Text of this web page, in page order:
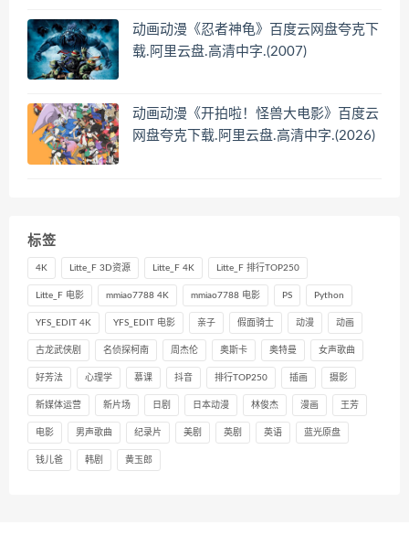
动画动漫《忍者神龟》百度云网盘夸克下
载.阿里云盘.高清中字.(2007)
动画动漫《开拍啦！怪兽大电影》百度云
网盘夸克下载.阿里云盘.高清中字.(2026)
标签
4K Litte_F 3D资源 Litte_F 4K Litte_F 排行TOP250
Litte_F 电影 mmiao7788 4K mmiao7788 电影 PS Python
YFS_EDIT 4K YFS_EDIT 电影 亲子 假面骑士 动漫 动画
古龙武侠剧 名侦探柯南 周杰伦 奥斯卡 奥特曼 女声歌曲
好芳法 心理学 慕课 抖音 排行TOP250 插画 摄影
新媒体运营 新片场 日剧 日本动漫 林俊杰 漫画 王芳
电影 男声歌曲 纪录片 美剧 英剧 英语 蓝光原盘
钱儿爸 韩剧 黄玉郎